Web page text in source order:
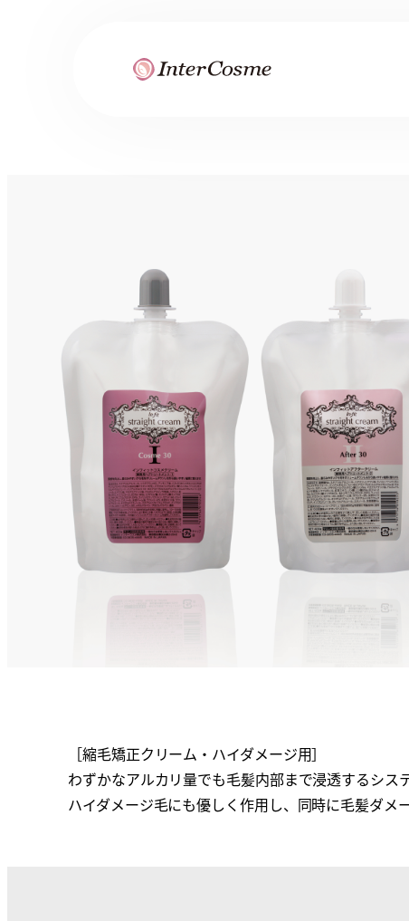
［縮毛矯正クリーム・ハイダメージ用］
わずかなアルカリ量でも毛髪内部まで浸透するシス
ハイダメージ毛にも優しく作用し、同時に毛髪ダメ